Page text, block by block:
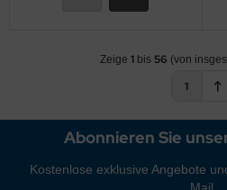
Zeige 1 bis 56 (von
1
Abonnieren Sie
Kostenlose exklusive Angebote